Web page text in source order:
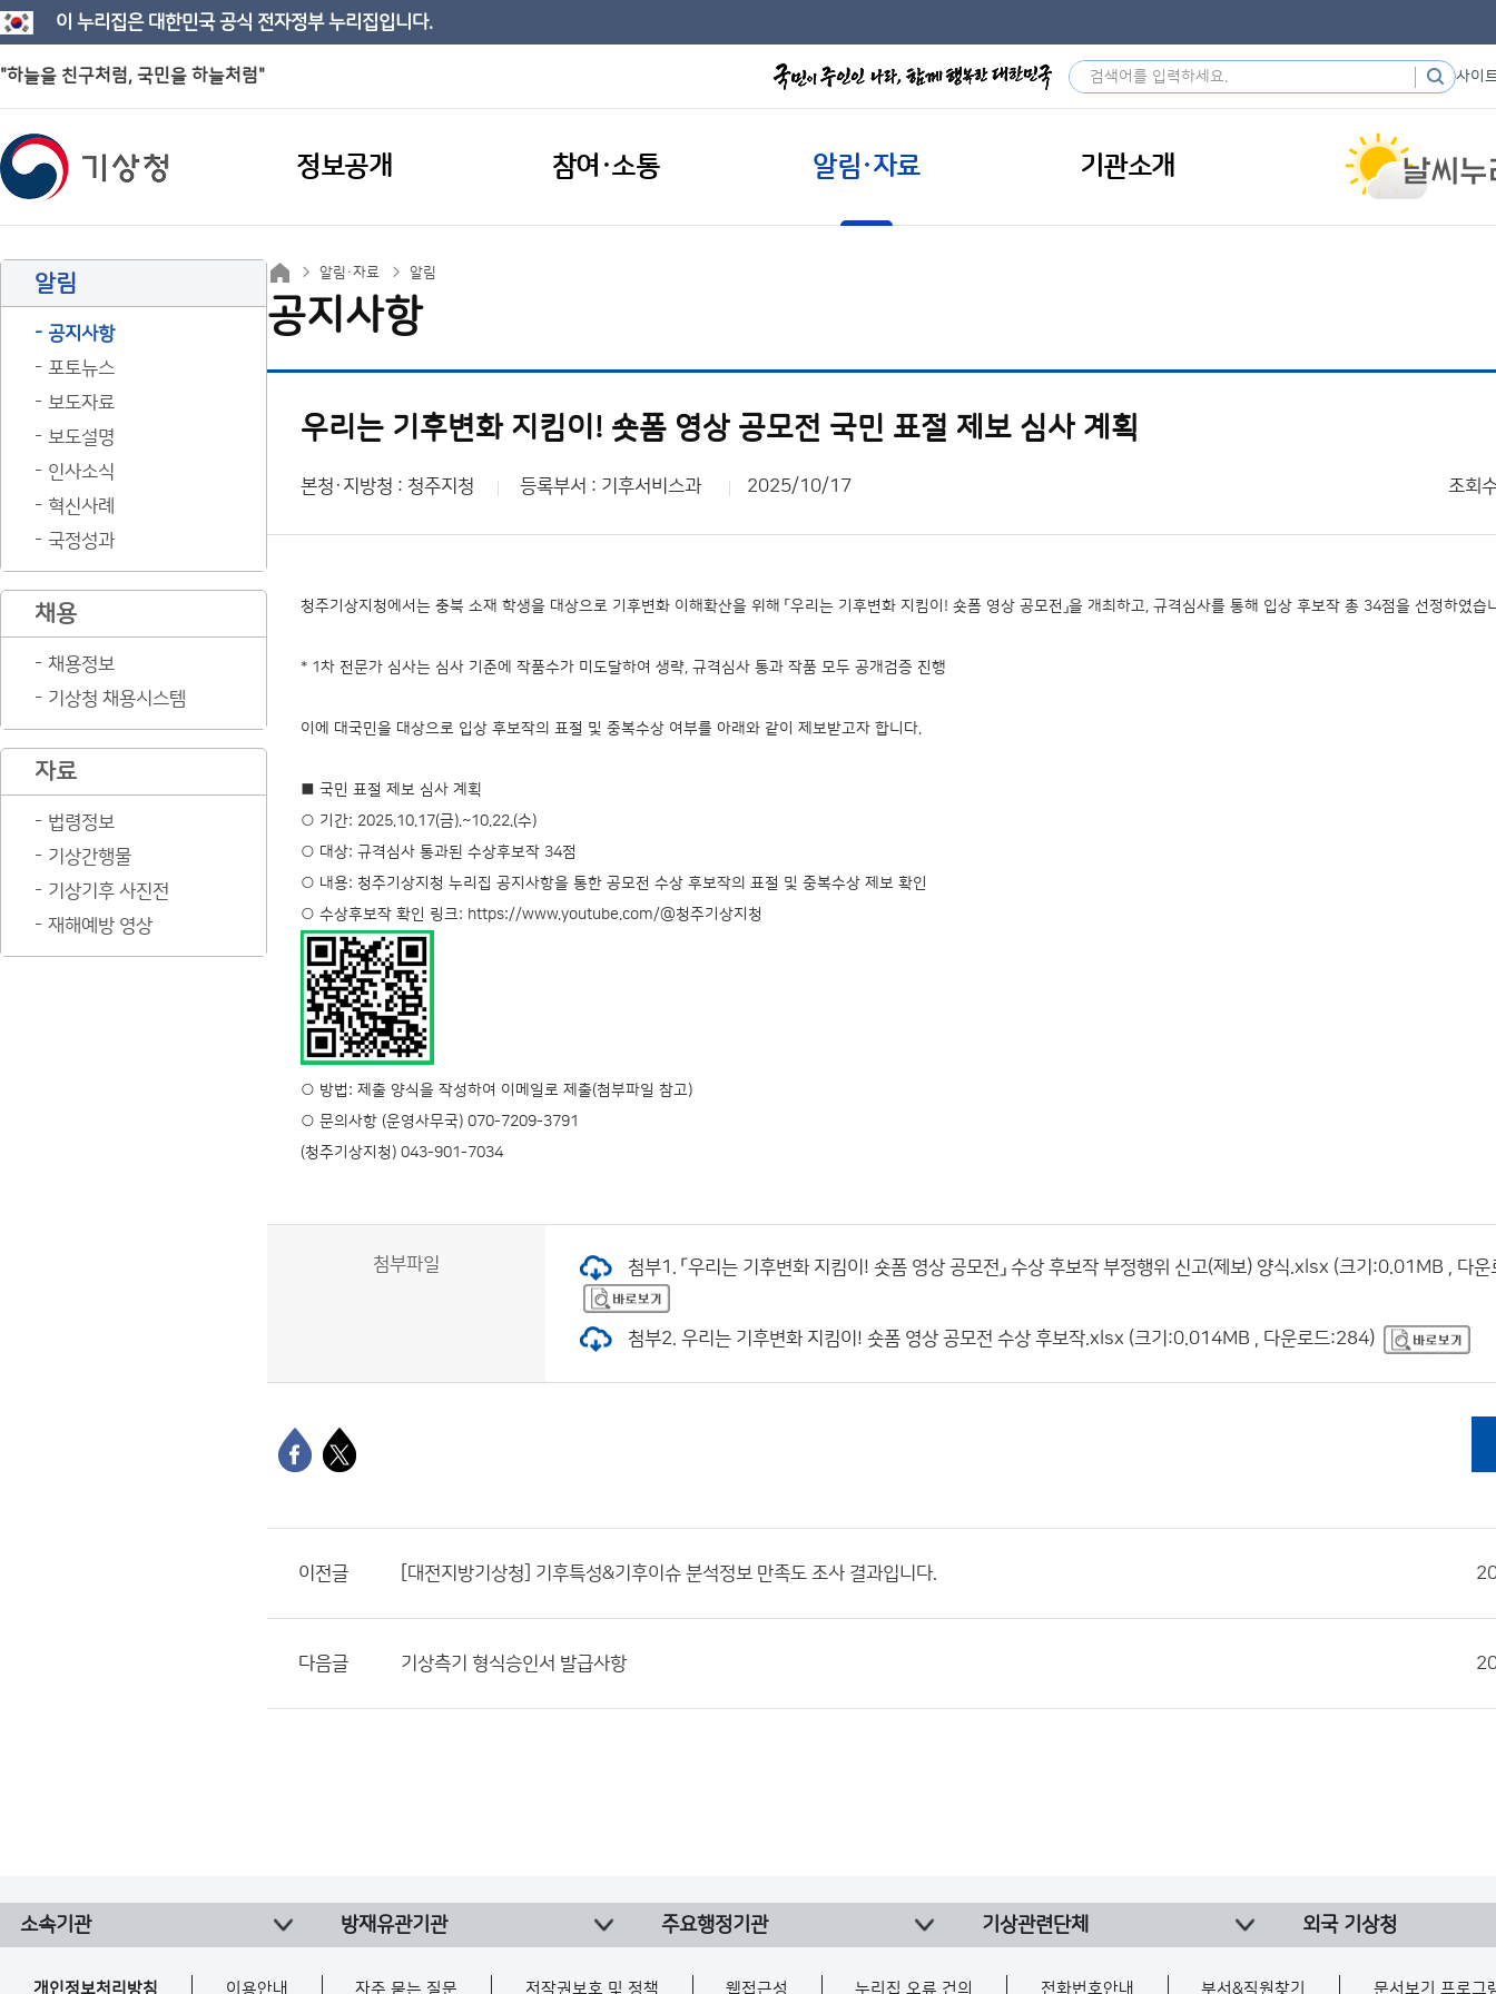
이 누리집은 대한민국 공식 전자정부 누리집입니다.
"하늘을 친구처럼, 국민을 하늘처럼" 사이
정보공개 참여·소통 알림·자료 기관소개
알림
공지사항
포토뉴스
보도자료
보도설명
인사소식
혁신사례
국정성과
채용
채용정보
기상청 채용시스템
자료
법령정보
기상간행물
기상기후 사진전
재해예방 영상
알림·자료 알림
공지사항
우리는 기후변화 지킴이! 숏폼 영상 공모전 국민 표절 제보 심사 계획
본청·지방청 : 청주지청 등록부서 : 기후서비스과 2025/10/17 조회
청주기상지청에서는 충북 소재 학생을 대상으로 기후변화 이해확산을 위해 「우리는 기후변화 지킴이! 숏폼 영상 공모전」을 개최하고, 규격심사를 통해 입상 후보작 총 34점을 선정하였습
* 1차 전문가 심사는 심사 기준에 작품수가 미도달하여 생략, 규격심사 통과 작품 모두 공개검증 진행
이에 대국민을 대상으로 입상 후보작의 표절 및 중복수상 여부를 아래와 같이 제보받고자 합니다.
■ 국민 표절 제보 심사 계획
○ 기간: 2025.10.17(금).~10.22.(수)
○ 대상: 규격심사 통과된 수상후보작 34점
○ 내용: 청주기상지청 누리집 공지사항을 통한 공모전 수상 후보작의 표절 및 중복수상 제보 확인
○ 수상후보작 확인 링크: https://www.youtube.com/@청주기상지청
○ 방법: 제출 양식을 작성하여 이메일로 제출(첨부파일 참고)
○ 문의사항 (운영사무국) 070-7209-3791
(청주기상지청) 043-901-7034
첨부파일 첨부1. 「우리는 기후변화 지킴이! 숏폼 영상 공모전」 수상 후보작 부정행위 신고(제보) 양식.xlsx (크기:0.01MB , 다
첨부2. 우리는 기후변화 지킴이! 숏폼 영상 공모전 수상 후보작.xlsx (크기:0.014MB , 다운로드:284)
이전글 [대전지방기상청] 기후특성&기후이슈 분석정보 만족도 조사 결과입니다.
다음글 기상측기 형식승인서 발급사항
소속기관 방재유관기관 주요행정기관 기상관련단체 외국 기상청
개인정보처리방침 이용안내 자주 묻는 질문 저작권보호 및 정책 웹접근성 누리집 오류 건의 전화번호안내 부서&직원찾기 문서보기 프로그